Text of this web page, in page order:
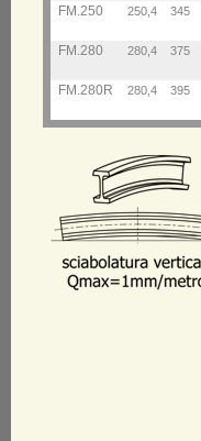
FM.250 250,4 345
FM.280 280,4 375
FM.280R 280,4 395